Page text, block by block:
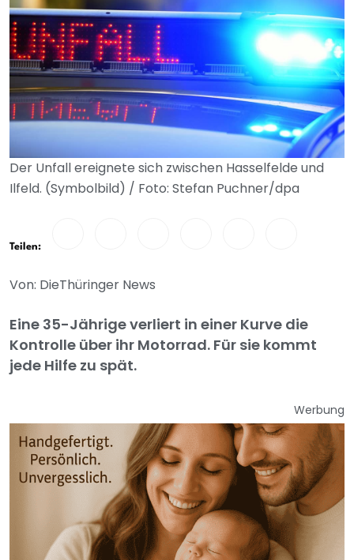
Der Unfall ereignete sich zwischen Hasselfelde und
Ilfeld. (Symbolbild) / Foto: Stefan Puchner/dpa
Teilen:
Von: DieThüringer News
Eine 35-Jährige verliert in einer Kurve die
Kontrolle über ihr Motorrad. Für sie kommt
jede Hilfe zu spät.
Werbung